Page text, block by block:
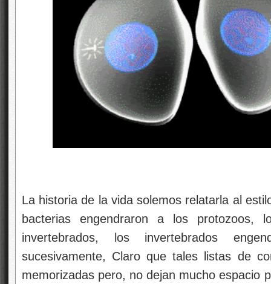
La historia de la vida solemos relatarla al
bacterias engendraron a los protozoos,
invertebrados, los invertebrados
sucesivamente, Claro que tales listas de
memorizadas pero, no dejan mucho espacio